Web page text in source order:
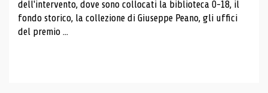
dell'intervento, dove sono collocati la biblioteca 0-18, il
fondo storico, la collezione di Giuseppe Peano, gli uffici
del premio ...